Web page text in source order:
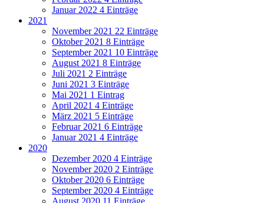
Januar 2022 4 Einträge
2021
November 2021 22 Einträge
Oktober 2021 8 Einträge
September 2021 10 Einträge
August 2021 8 Einträge
Juli 2021 2 Einträge
Juni 2021 3 Einträge
Mai 2021 1 Eintrag
April 2021 4 Einträge
März 2021 5 Einträge
Februar 2021 6 Einträge
Januar 2021 4 Einträge
2020
Dezember 2020 4 Einträge
November 2020 2 Einträge
Oktober 2020 6 Einträge
September 2020 4 Einträge
August 2020 11 Einträge